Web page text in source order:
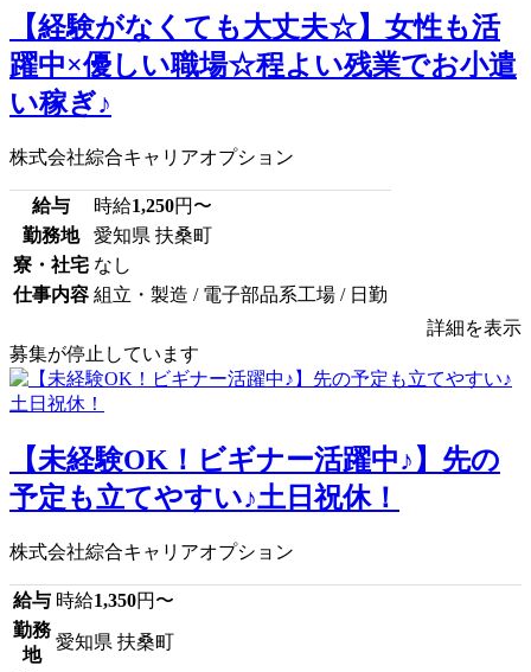
【経験がなくても大丈夫☆】女性も活
躍中×優しい職場☆程よい残業でお小遣
い稼ぎ♪
株式会社綜合キャリアオプション
給与 時給1,250円〜
勤務地
愛知県 扶桑町
寮・社宅 なし
仕事内容 組立・製造 / 電子部品系工場 / 日勤
詳細を表示
募集が停止しています
【未経験OK！ビギナー活躍中♪】先の
予定も立てやすい♪土日祝休！
株式会社綜合キャリアオプション
給与 時給1,350円〜
勤務
地
愛知県 扶桑町